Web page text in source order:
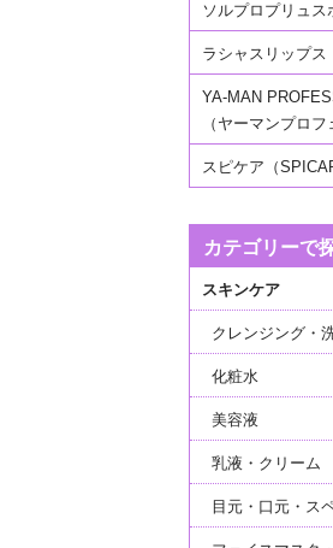
ソルプロプリュス
ラシャスリップス
YA-MAN
（ヤーマンプロフ
スピケア（
カテゴリーで
スキンケア
クレンジング・
化粧水
美容液
乳液・クリーム
目元・口元・ス